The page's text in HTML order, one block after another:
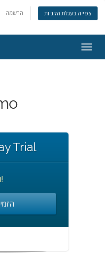
הרשמה צפייה בעגלת הקניות
ניווט
Trial
חינם!